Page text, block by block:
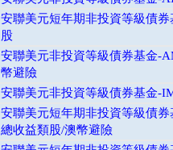
安聯美元短年期非投資等級債
股
安聯美元非投資等級債券基金-
幣避險
安聯美元非投資等級債券基金-
安聯美元短年期非投資等級債
總收益類股/澳幣避險